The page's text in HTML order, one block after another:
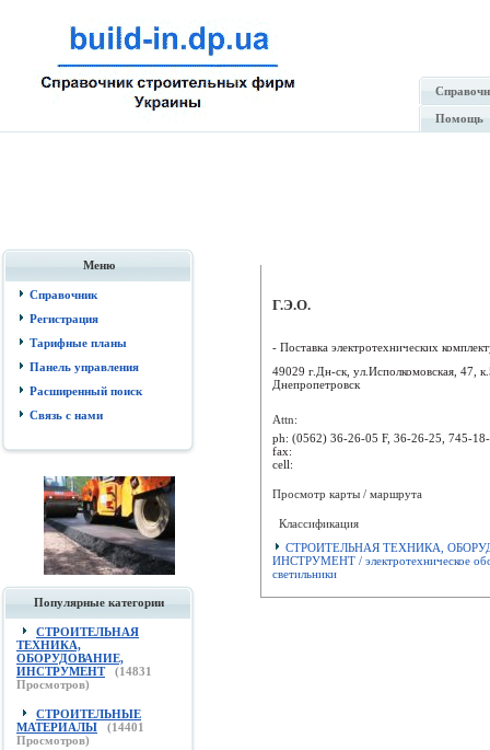
Помощь
Меню
Справочник
Регистрация
Тарифные планы
Панель управления
Расширенный поиск
Связь с нами
Популярные категории
СТРОИТЕЛЬНАЯ
ТЕХНИКА,
ОБОРУДОВАНИЕ,
ИНСТРУМЕНТ
(14831
Просмотров)
СТРОИТЕЛЬНЫЕ
МАТЕРИАЛЫ
(14401
Просмотров)
Г.Э.О.
- Поставка электротехнических
49029 г.Дн-ск, ул.Исполкомовская, 47,
Днепропетровск
Attn:
ph: (0562) 36-26-05 F, 36-26-25, 745-
fax:
cell:
Просмотр карты / маршрута
Классификация
СТРОИТЕЛЬНАЯ ТЕХНИКА,
ИНСТРУМЕНТ / электротехническое
светильники